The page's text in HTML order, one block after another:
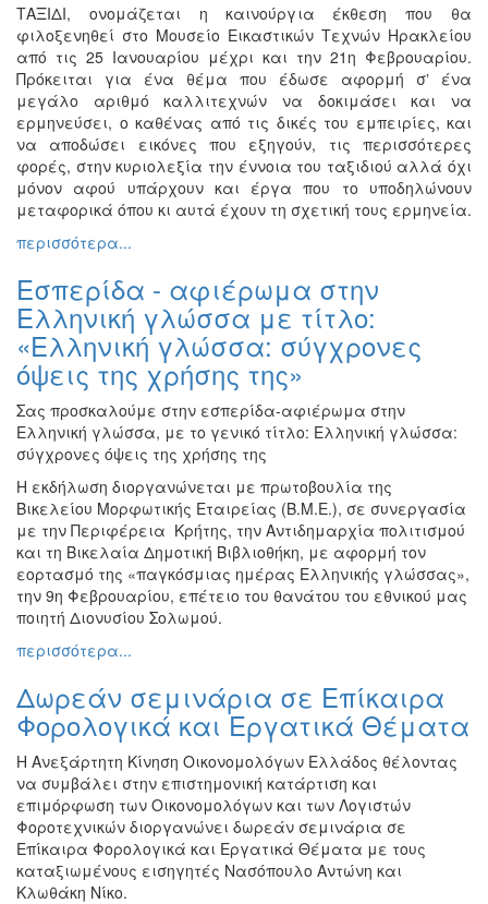
Άλλες
Εκδηλώσεις
ΤΟΠΟΣ
ΜΑΣ
ΠΟΛΙΤΙΣΜΟΣ
ΑΝΘΕΚΤΙΚΗ
ΠΟΛΗ
ΤΑΞΙΔΙ, ονομάζεται η καινούργια έκθεση που θα
φιλοξενηθεί στο Μουσείο Εικαστικών Τεχνών Ηρακλείου
από τις 25 Ιανουαρίου μέχρι και την 21η Φεβρουαρίου.
Πρόκειται για ένα θέμα που έδωσε αφορμή σʼ ένα
μεγάλο αριθμό καλλιτεχνών να δοκιμάσει και να
ερμηνεύσει, ο καθένας από τις δικές του εμπειρίες, και
να αποδώσει εικόνες που εξηγούν, τις περισσότερες
φορές, στην κυριολεξία την έννοια του ταξιδιού αλλά όχι
μόνον αφού υπάρχουν και έργα που το υποδηλώνουν
μεταφορικά όπου κι αυτά έχουν τη σχετική τους ερμηνεία.
περισσότερα...
Εσπερίδα - αφιέρωμα στην
Ελληνική γλώσσα με τίτλο:
«Ελληνική γλώσσα: σύγχρονες
όψεις της χρήσης της»
Σας προσκαλούμε στην εσπερίδα-αφιέρωμα στην
Ελληνική γλώσσα, με το γενικό τίτλο: Ελληνική γλώσσα:
σύγχρονες όψεις της χρήσης της
Η εκδήλωση διοργανώνεται με πρωτοβουλία της
Βικελείου Μορφωτικής Εταιρείας (Β.Μ.Ε.), σε συνεργασία
με την Περιφέρεια Κρήτης, την Αντιδημαρχία πολιτισμού
και τη Βικελαία Δημοτική Βιβλιοθήκη, με αφορμή τον
εορτασμό της «παγκόσμιας ημέρας Ελληνικής γλώσσας»,
την 9η Φεβρουαρίου, επέτειο του θανάτου του εθνικού μας
ποιητή Διονυσίου Σολωμού.
περισσότερα...
Δωρεάν σεμινάρια σε Επίκαιρα
Φορολογικά και Εργατικά Θέματα
Η Ανεξάρτητη Κίνηση Οικονομολόγων Ελλάδος θέλοντας
να συμβάλει στην επιστημονική κατάρτιση και
επιμόρφωση των Οικονομολόγων και των Λογιστών
Φοροτεχνικών διοργανώνει δωρεάν σεμινάρια σε
Επίκαιρα Φορολογικά και Εργατικά Θέματα με τους
καταξιωμένους εισηγητές Νασόπουλο Αντώνη και
Κλωθάκη Νίκο.